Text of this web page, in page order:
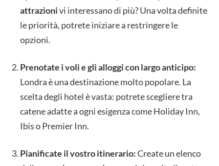
attrazionivi interessano di più? Una volta definite
le priorità, potrete iniziare a restringere le
opzioni.
Prenotate i voli e gli alloggi con largo anticipo:
Londra è una destinazione molto popolare. La
scelta degli hotel è vasta: potrete scegliere tra
catene adatte a ogni esigenza come Holiday Inn,
Ibis o Premier Inn.
Pianificate il vostro itinerario:Create un elenco